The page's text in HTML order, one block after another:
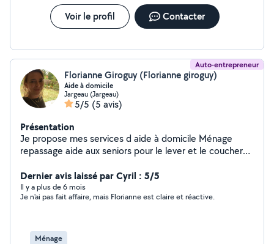
Voir le profil Contacter
Auto-entrepreneur
Florianne Giroguy (Florianne giroguy)
Aide à domicile
Jargeau (Jargeau)
5/5 (5 avis)
Présentation
Je propose mes services d aide à domicile Ménage
repassage aide aux seniors pour le lever et le coucher
Dernier avis laissé par Cyril : 5/5
Il y a plus de 6 mois
Je n'ai pas fait affaire, mais Florianne est claire et réactive.
Ménage